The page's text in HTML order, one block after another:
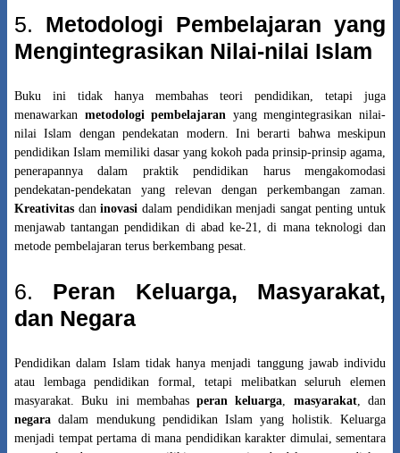
5. Metodologi Pembelajaran yang
Mengintegrasikan Nilai-nilai Islam
Buku ini tidak hanya membahas teori pendidikan, tetapi juga
menawarkan metodologi pembelajaran yang mengintegrasikan nilai-
nilai Islam dengan pendekatan modern. Ini berarti bahwa meskipun
pendidikan Islam memiliki dasar yang kokoh pada prinsip-prinsip agama,
penerapannya dalam praktik pendidikan harus mengakomodasi
pendekatan-pendekatan yang relevan dengan perkembangan zaman.
Kreativitas daninovasi dalam pendidikan menjadi sangat penting untuk
menjawab tantangan pendidikan di abad ke-21, di mana teknologi dan
metode pembelajaran terus berkembang pesat.
6. Peran Keluarga, Masyarakat,
dan Negara
Pendidikan dalam Islam tidak hanya menjadi tanggung jawab individu
atau lembaga pendidikan formal, tetapi melibatkan seluruh elemen
masyarakat. Buku ini membahasperan keluarga, masyarakat, dan
negara dalam mendukung pendidikan Islam yang holistik. Keluarga
menjadi tempat pertama di mana pendidikan karakter dimulai, sementara